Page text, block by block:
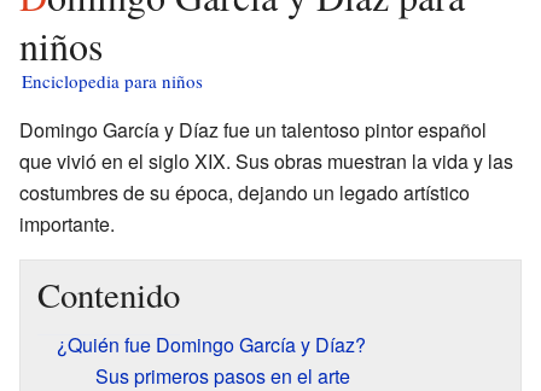
niños
Enciclopedia para niños
Domingo García y Díaz fue un talentoso pintor español
que vivió en el siglo XIX. Sus obras muestran la vida y las
costumbres de su época, dejando un legado artístico
importante.
Contenido
¿Quién fue Domingo García y Díaz?
Sus primeros pasos en el arte